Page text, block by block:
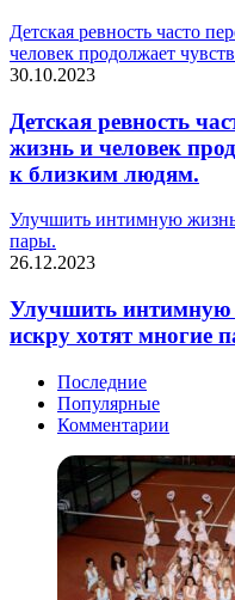
Детская ревность часто
человек продолжает
30.10.2023
Детская ревность
жизнь и человек
к близким людям.
Улучшить интимную
пары.
26.12.2023
Улучшить интимную
искру хотят многие
Последние
Популярные
Комментарии